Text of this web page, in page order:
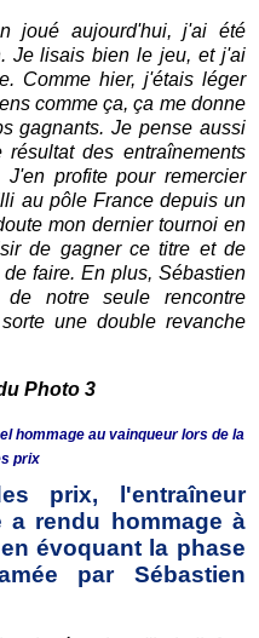
joué aujourd'hui, j'ai été
Je lisais bien le jeu, et j'ai
Comme hier, j'étais léger
comme ça, ça me donne
gagnants. Je pense aussi
des entraînements
J'en profite pour remercier
au pôle France depuis un
mon dernier tournoi en
de gagner ce titre et de
faire. En plus, Sébastien
notre seule rencontre
une double revanche
hommage au vainqueur lors de la
prix
prix, l'entraîneur
a rendu hommage à
évoquant la phase
par Sébastien